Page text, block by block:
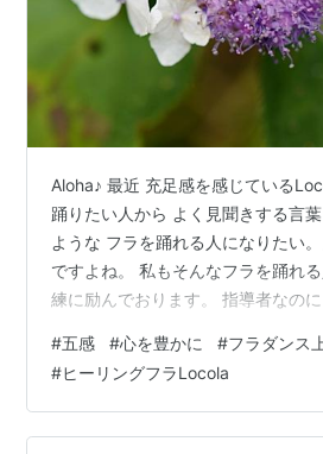
Aloha♪ 最近 充足感を感じている
踊りたい人から よく見聞きする言
ような フラを踊れる人になりたい
ですよね。 私もそんなフラを踊れ
練に励んでおります。 指導者なの
ろ どこまで行っても 終わりのない
上手に踊れるようになったらなった
ころは多くあります。 だから ずー
だと思う♪ ・・・ 少し脱線しまし
#五感 #心を豊かに #フラダンス
#ヒーリングフラLocola